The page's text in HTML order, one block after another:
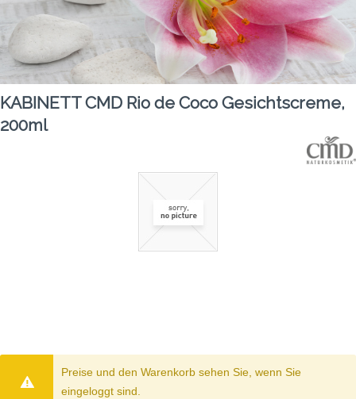
KABINETT CMD Rio de Coco Gesichtscreme,
200ml
Preise und den Warenkorb sehen Sie, wenn Sie
eingeloggt sind.